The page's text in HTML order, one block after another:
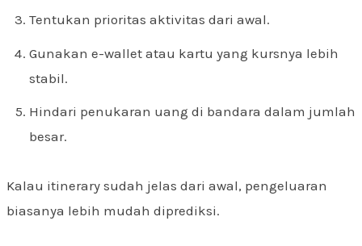
Tentukan prioritas aktivitas dari awal.
Gunakan e-wallet atau kartu yang kursnya lebih
stabil.
Hindari penukaran uang di bandara dalam jumlah
besar.
Kalau itinerary sudah jelas dari awal, pengeluaran
biasanya lebih mudah diprediksi.